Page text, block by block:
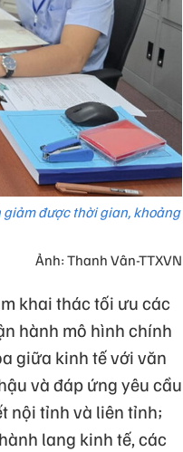
được thời gian, khoảng
Ảnh: Thanh Vân-TTXVN
khai thác tối ưu các
hành mô hình chính
giữa kinh tế với văn
và đáp ứng yêu cầu
nội tỉnh và liên tỉnh;
lang kinh tế, các